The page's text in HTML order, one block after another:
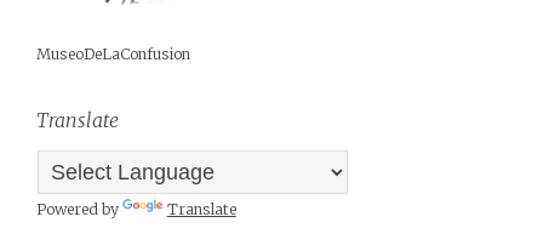
MuseoDeLaConfusion
Translate
Powered by Translate